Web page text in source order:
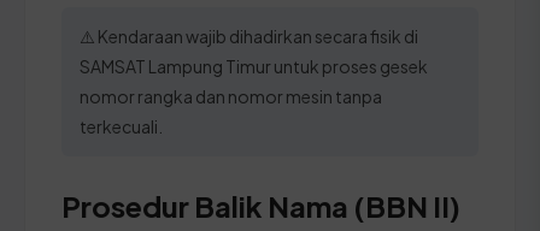
⚠️ Kendaraan wajib dihadirkan secara fisik di
SAMSAT Lampung Timur untuk proses gesek
nomor rangka dan nomor mesin tanpa
terkecuali.
Prosedur Balik Nama (BBN II)